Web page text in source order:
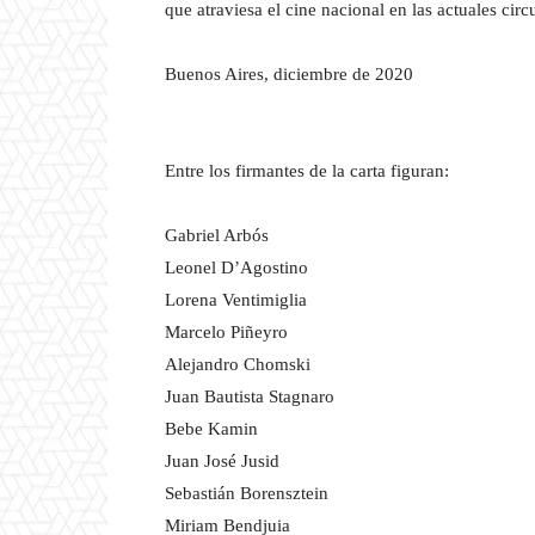
que atraviesa el cine nacional en las actuales
Buenos Aires, diciembre de 2020
Entre los firmantes de la carta figuran:
Gabriel Arbós
Leonel D’Agostino
Lorena Ventimiglia
Marcelo Piñeyro
Alejandro Chomski
Juan Bautista Stagnaro
Bebe Kamin
Juan José Jusid
Sebastián Borensztein
Miriam Bendjuia